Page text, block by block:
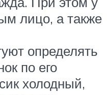
лицо, а также
определять
по его
холодный,